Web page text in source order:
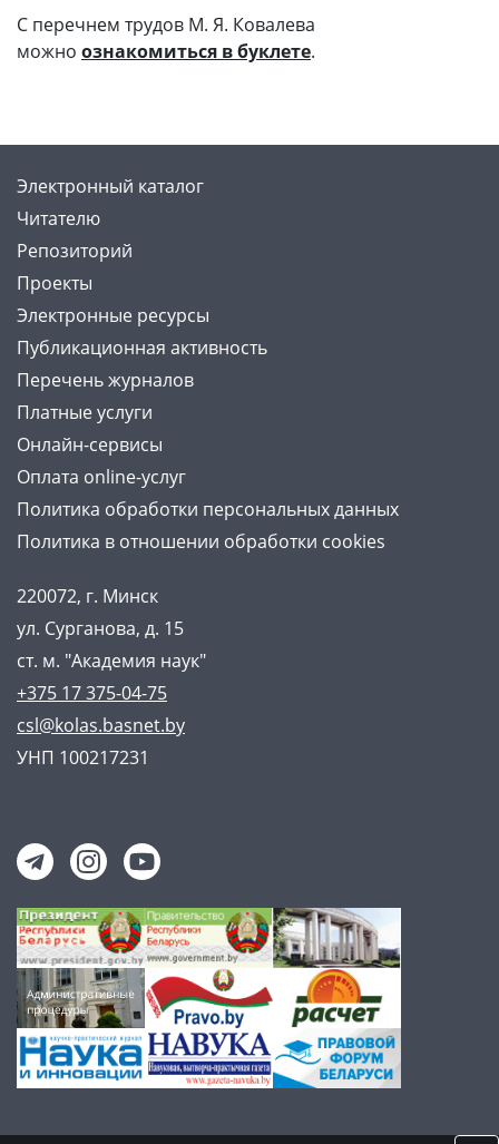
С перечнем трудов М. Я. Ковалева
можно ознакомиться в буклете.
Электронный каталог
Читателю
Репозиторий
Проекты
Электронные ресурсы
Публикационная активность
Перечень журналов
Платные услуги
Онлайн-сервисы
Оплата online-услуг
Политика обработки персональных данных
Политика в отношении обработки cookies
220072, г. Минск
ул. Сурганова, д. 15
ст. м. "Академия наук"
+375 17 375-04-75
csl@kolas.basnet.by
УНП 100217231